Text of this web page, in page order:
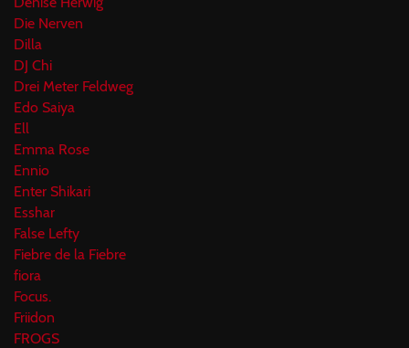
Die Nerven
Dilla
DJ Chi
Drei Meter Feldweg
Edo Saiya
Ell
Emma Rose
Ennio
Enter Shikari
Esshar
False Lefty
Fiebre de la Fiebre
fiora
Focus.
Friidon
FROGS